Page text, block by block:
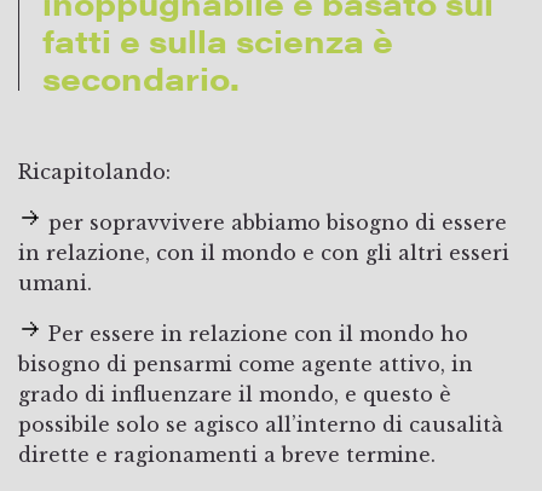
fatti e sulla scienza è
secondario.
Ricapitolando:
per sopravvivere abbiamo bisogno di essere
in relazione, con il mondo e con gli altri esseri
umani.
Per essere in relazione con il mondo ho
bisogno di pensarmi come agente attivo, in
grado di influenzare il mondo, e questo è
possibile solo se agisco all’interno di causalità
dirette e ragionamenti a breve termine.